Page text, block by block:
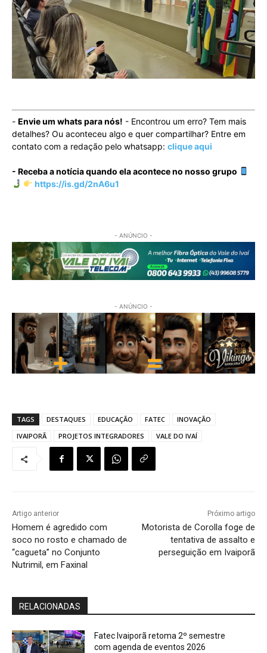
- Envie um whats para nós! - Encontrou um erro? Tem mais
detalhes? Ou aconteceu algo e quer compartilhar? Entre em
contato com a redação pelo whatsapp: clique aqui
- Receba a notícia quando ela acontece no nosso grupo
https://is.gd/2nA6u1
- ANÚNCIO -
- ANÚNCIO -
TAGS DESTAQUES EDUCAÇÃO FATEC
INOVAÇÃO
IVAIPORÃ
PROJETOS INTEGRADORES VALE DO IVAÍ
Artigo anterior
Homem é agredido com
soco no rosto e chamado de
“cagueta” no Conjunto
Nutrimil, em Faxinal
Próximo artigo
Motorista de Corolla foge de
tentativa de assalto e
perseguição em Ivaiporã
RELACIONADAS
Fatec Ivaiporã retoma 2º semestre
com agenda de eventos 2026